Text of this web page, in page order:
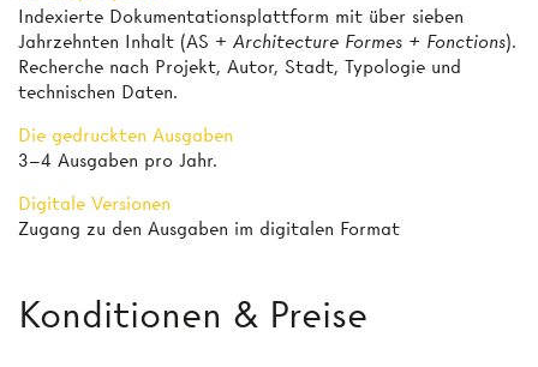
Indexierte Dokumentationsplattform mit über sieben
Jahrzehnten Inhalt (AS + Architecture Formes + Fonctions).
Recherche nach Projekt, Autor, Stadt, Typologie und
technischen Daten.
Die gedruckten Ausgaben
3–4 Ausgaben pro Jahr.
Digitale Versionen
Zugang zu den Ausgaben im digitalen Format
Konditionen & Preise